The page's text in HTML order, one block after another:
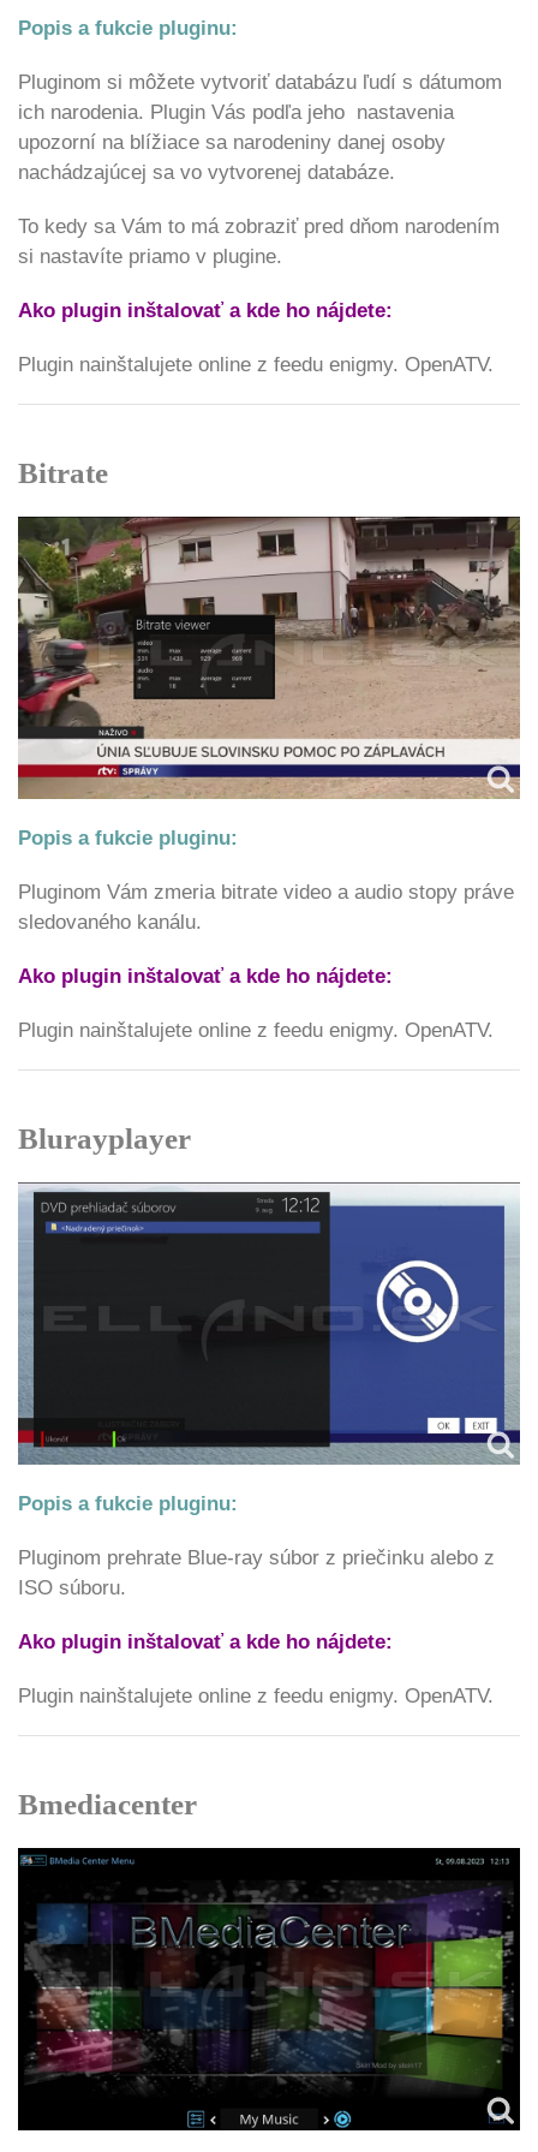
Popis a fukcie pluginu:
Pluginom si môžete vytvoriť databázu ľudí s dátumom
ich narodenia. Plugin Vás podľa jeho nastavenia
upozorní na blížiace sa narodeniny danej osoby
nachádzajúcej sa vo vytvorenej databáze.
To kedy sa Vám to má zobraziť pred dňom narodením
si nastavíte priamo v plugine.
Ako plugin inštalovať a kde ho nájdete:
Plugin nainštalujete online z feedu enigmy. OpenATV.
Bitrate
Popis a fukcie pluginu:
Pluginom Vám zmeria bitrate video a audio stopy práve
sledovaného kanálu.
Ako plugin inštalovať a kde ho nájdete:
Plugin nainštalujete online z feedu enigmy. OpenATV.
Blurayplayer
Popis a fukcie pluginu:
Pluginom prehrate Blue-ray súbor z priečinku alebo z
ISO súboru.
Ako plugin inštalovať a kde ho nájdete:
Plugin nainštalujete online z feedu enigmy. OpenATV.
Bmediacenter